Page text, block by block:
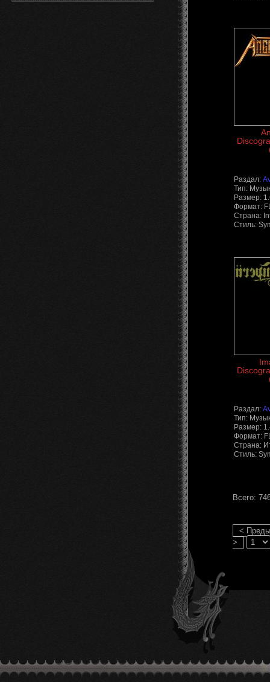
Раздал:
Тип:
Размер:
Формат:
Страна:
Стиль:
Раздал:
Тип:
Размер:
Формат:
Страна:
Стиль:
Всего:
<
>